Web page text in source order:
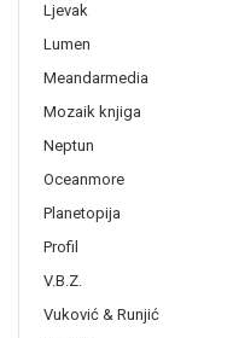
Ljevak
Lumen
Meandarmedia
Mozaik knjiga
Neptun
Oceanmore
Planetopija
Profil
V.B.Z.
Vuković & Runjić